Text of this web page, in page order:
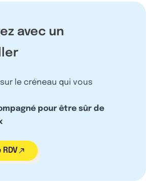
avec un
le créneau qui vous
pour être sûr de